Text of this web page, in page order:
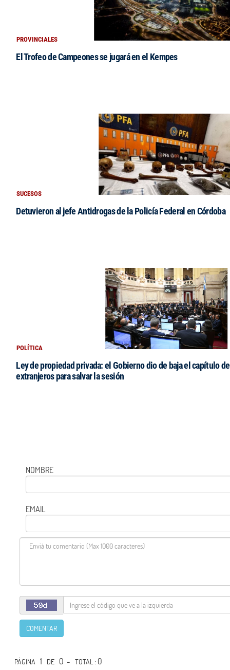
PROVINCIALES
El Trofeo de Campeones se jugará en el Kempes
SUCESOS
Detuvieron al jefe Antidrogas de la Policía Federal en Córdoba
POLÍTICA
Ley de propiedad privada: el Gobierno dio de baja el capítulo
extranjeros para salvar la sesión
NOMBRE
EMAIL
COMENTAR
PÁGINA 1 DE 0 -TOTAL: 0